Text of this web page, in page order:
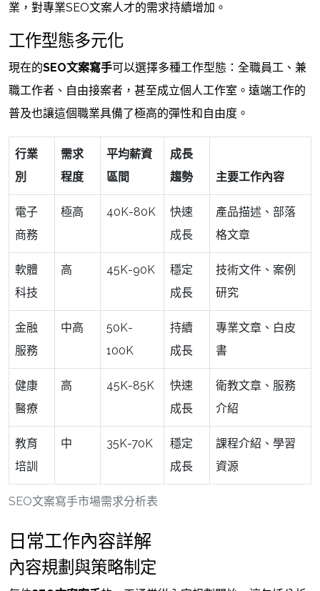
業，對專業SEO文案人才的需求持續增加。
工作型態多元化
現在的SEO文案寫手可以選擇多種工作型態：全職員工、兼
職工作者、自由接案者，甚至成立個人工作室。遠端工作的
普及也讓這個職業具備了極高的彈性和自由度。
SEO文案寫手市場需求分析表
行業
別
需求
程度
平均薪資
區間
成長
趨勢
主要工作內容
電子
商務
極高 40K-80K
快速
成長
產品描述、部落
格文章
軟體
科技
高 45K-90K
穩定
成長
技術文件、案例
研究
金融
服務
中高
50K-
100K
持續
成長
專業文章、白皮
書
健康
醫療
高 45K-85K
快速
成長
衛教文章、服務
介紹
教育
培訓
中 35K-70K
穩定
成長
課程介紹、學習
資源
日常工作內容詳解
內容規劃與策略制定